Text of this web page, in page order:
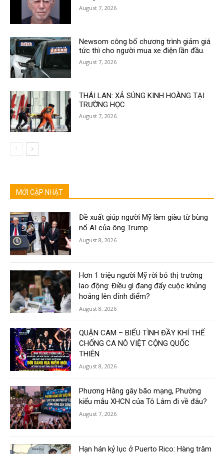
August 7, 2026
Newsom công bố chương trình giảm giá
tức thì cho người mua xe điện lần đầu.
August 7, 2026
THÁI LAN: XẢ SÚNG KINH HOÀNG TẠI
TRƯỜNG HỌC
August 7, 2026
MỚI CẬP NHẬT
Đề xuất giúp người Mỹ làm giàu từ bùng
nổ AI của ông Trump
August 8, 2026
Hơn 1 triệu người Mỹ rời bỏ thị trường
lao động: Điều gì đang đẩy cuộc khủng
hoảng lên đỉnh điểm?
August 8, 2026
QUẬN CAM – BIỂU TÌNH ĐẦY KHÍ THẾ
CHỐNG CA NÔ VIỆT CỘNG QUỐC
THIÊN
August 8, 2026
Phương Hằng gây bão mạng, Phường
kiểu mẫu XHCN của Tô Lâm đi về đâu?
August 7, 2026
Hạn hán kỷ lục ở Puerto Rico: Hàng trăm